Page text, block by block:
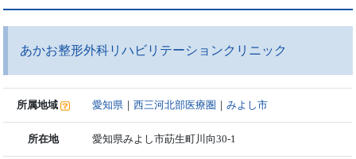
あかお整形外科リハビリテーションクリニック
所属地域 愛知県 ｜西三河北部医療圏 ｜みよし市
所在地 愛知県みよし市莇生町川向30-1